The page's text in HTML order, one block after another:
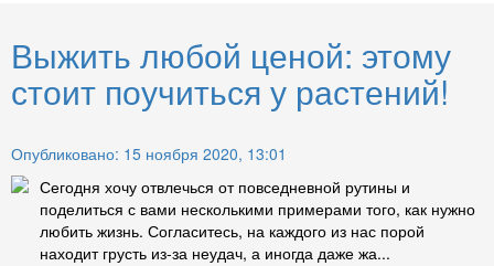
Выжить любой ценой: этому
стоит поучиться у растений!
Опубликовано: 15 ноября 2020, 13:01
Сегодня хочу отвлечься от повседневной рутины и
поделиться с вами несколькими примерами того, как нужно
любить жизнь. Согласитесь, на каждого из нас порой
находит грусть из-за неудач, а иногда даже жа...